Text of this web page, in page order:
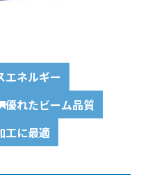
エネルギー
優れたビーム品質
工に最適